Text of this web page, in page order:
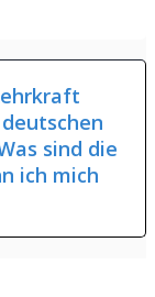
sind die
ich mich